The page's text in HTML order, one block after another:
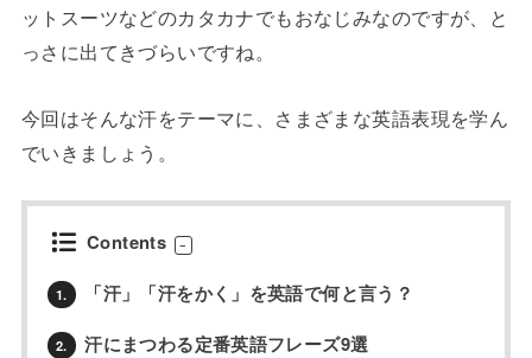
ットスーツなどのカタカナでもおなじみなのですが、と
っさに出てきづらいですね。
今回はそんな汗をテーマに、さまざまな英語表現を学ん
でいきましょう。
Contents
1. 「汗」「汗をかく」を英語で何と言う？
2. 汗にまつわる定番英語フレーズ9選